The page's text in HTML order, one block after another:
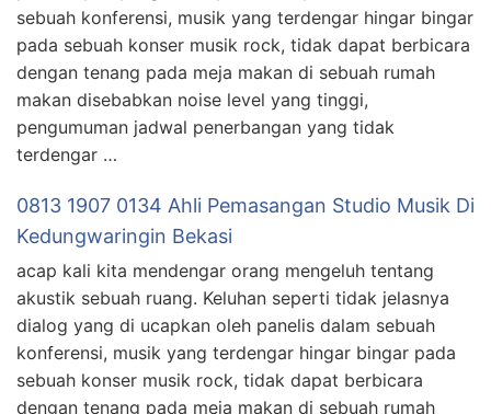
sebuah konferensi, musik yang terdengar hingar bingar
pada sebuah konser musik rock, tidak dapat berbicara
dengan tenang pada meja makan di sebuah rumah
makan disebabkan noise level yang tinggi,
pengumuman jadwal penerbangan yang tidak
terdengar …
0813 1907 0134 Ahli Pemasangan Studio Musik Di
Kedungwaringin Bekasi
acap kali kita mendengar orang mengeluh tentang
akustik sebuah ruang. Keluhan seperti tidak jelasnya
dialog yang di ucapkan oleh panelis dalam sebuah
konferensi, musik yang terdengar hingar bingar pada
sebuah konser musik rock, tidak dapat berbicara
dengan tenang pada meja makan di sebuah rumah